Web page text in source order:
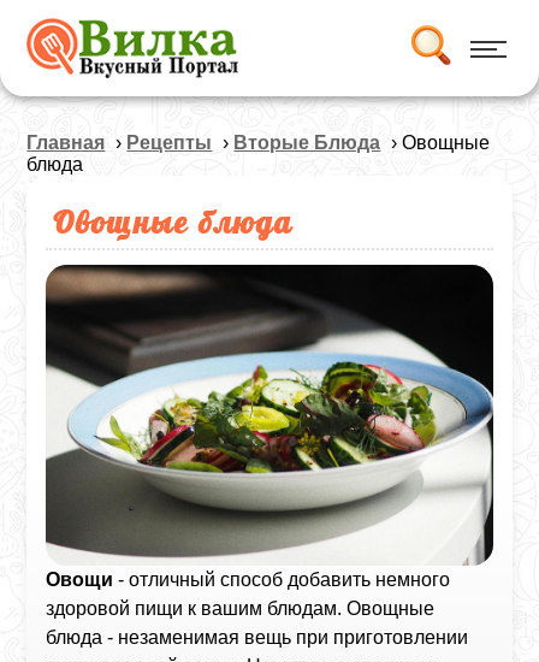
Главная › Рецепты › Вторые Блюда › Овощные
блюда
Овощные блюда
Овощи - отличный способ добавить немного
здоровой пищи к вашим блюдам. Овощные
блюда - незаменимая вещь при приготовлении